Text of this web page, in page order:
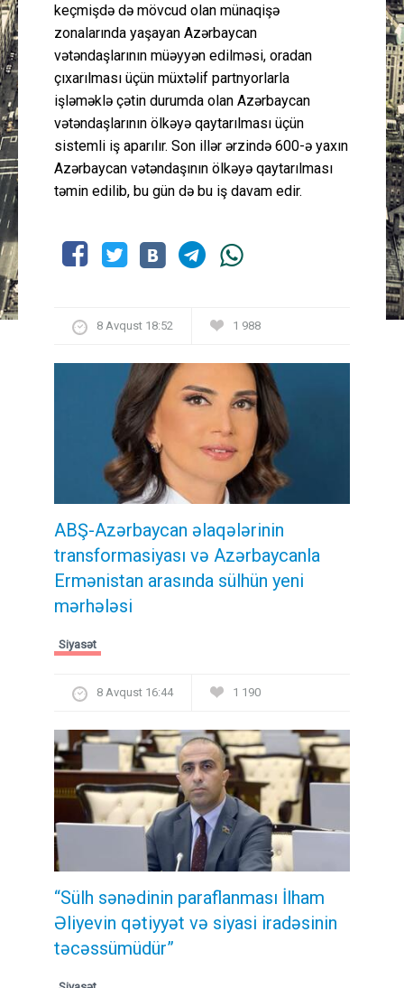
keçmişdə də mövcud olan münaqişə
zonalarında yaşayan Azərbaycan
vətəndaşlarının müəyyən edilməsi, oradan
çıxarılması üçün müxtəlif partnyorlarla
işləməklə çətin durumda olan Azərbaycan
vətəndaşlarının ölkəyə qaytarılması üçün
sistemli iş aparılır. Son illər ərzində 600-ə yaxın
Azərbaycan vətəndaşının ölkəyə qaytarılması
təmin edilib, bu gün də bu iş davam edir.
8 Avqust 18:52 1 988
ABŞ-Azərbaycan əlaqələrinin
transformasiyası və Azərbaycanla
Ermənistan arasında sülhün yeni
mərhələsi
Siyasət
8 Avqust 16:44 1 190
“Sülh sənədinin paraflanması İlham
Əliyevin qətiyyət və siyasi iradəsinin
təcəssümüdür”